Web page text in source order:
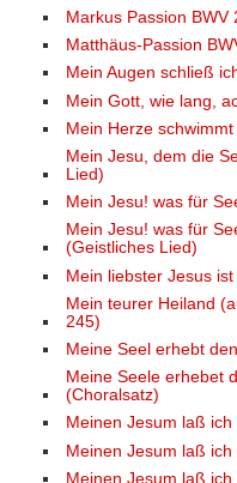
Markus Passion BWV
Matthäus-Passion
Mein Augen schließ
Mein Gott, wie lang,
Mein Herze
Mein Jesu, dem die
Lied)
Mein Jesu! was für
Mein Jesu! was für
(Geistliches Lied)
Mein liebster Jesus
Mein teurer Heiland
245)
Meine Seel erhebt
Meine Seele erhebet
(Choralsatz)
Meinen Jesum laß ich
Meinen Jesum laß ich
Meinen Jesum laß